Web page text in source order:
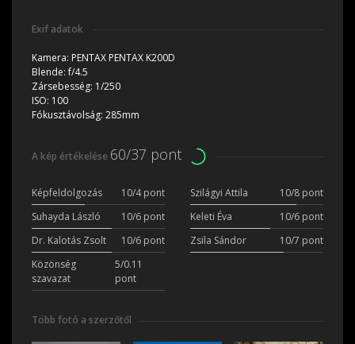
Exif adatok
Kamera: PENTAX PENTAX K200D
Blende:f/4.5
Zársebesség: 1/250
ISO: 100
Fókusztávolság: 285mm
A kép értékelése 60/37 pont
Képfeldolgozás 10/4 pont Szilágyi Attila
10/8 pont
Suhayda László
10/6 pont Keleti Éva
10/6 pont
Dr. Kalotás Zsolt
10/6 pont Zsila Sándor
10/7 pont
Közönség
szavazat
5/0.11
pont
Több fotó a szerzőtől